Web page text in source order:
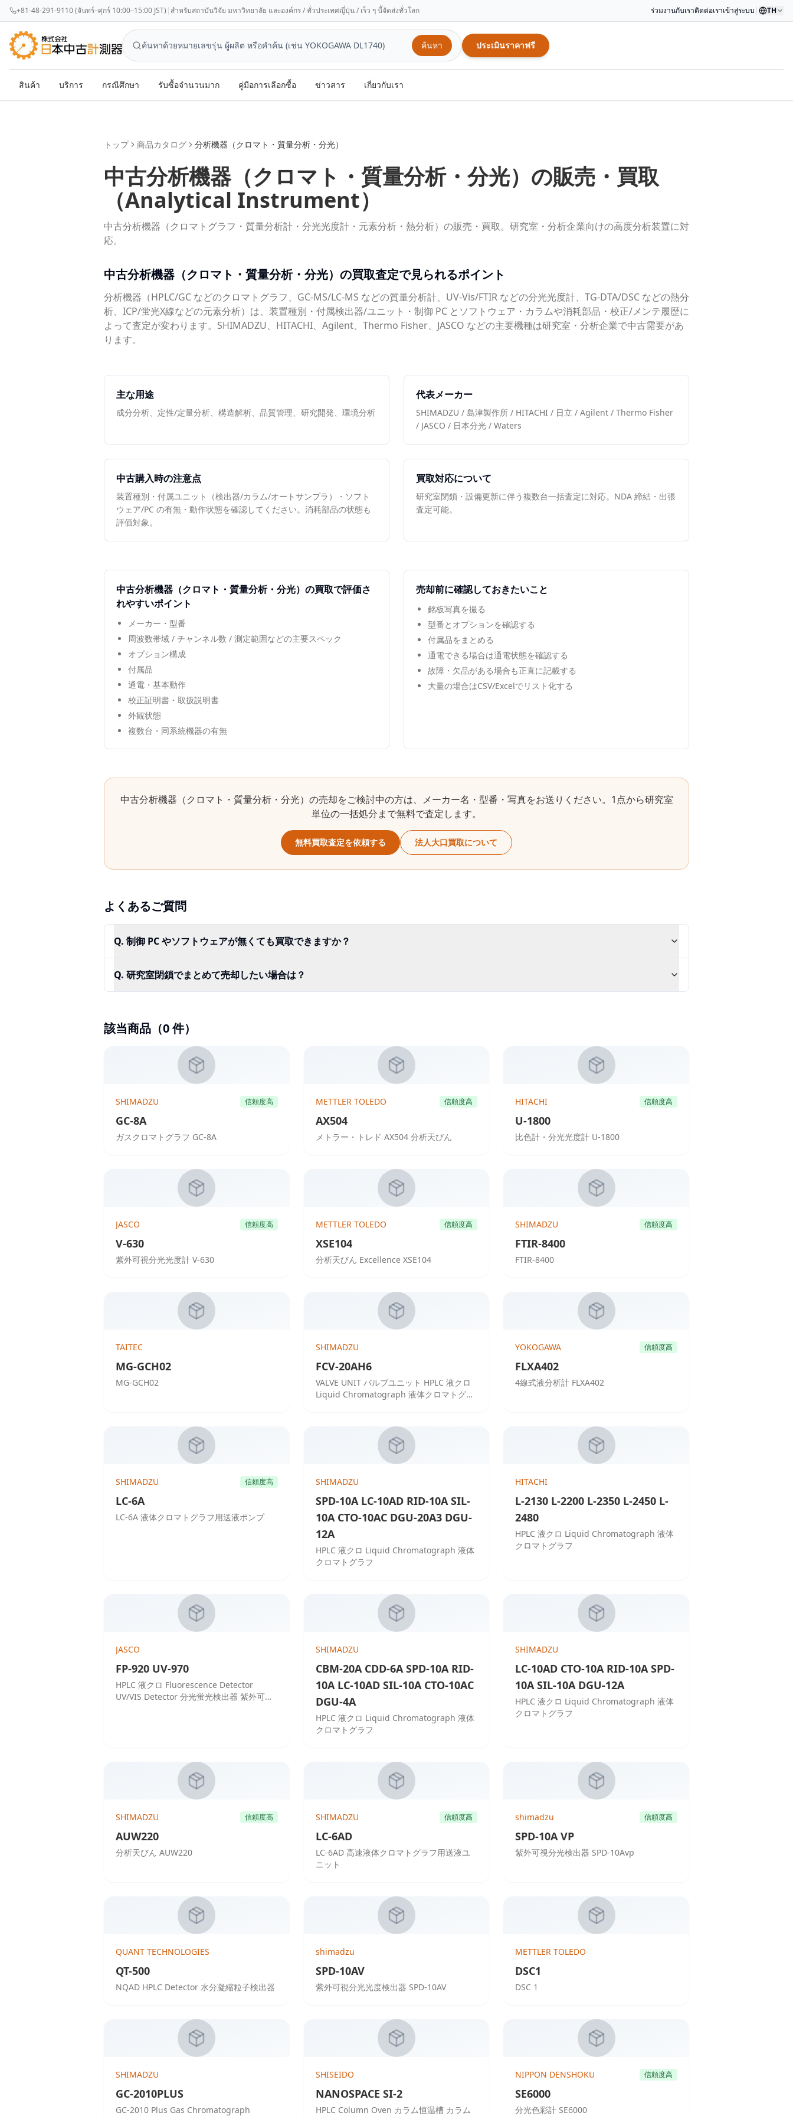
+81-48-291-9110 (จันทร์–ศุกร์ 10:00–15:00 JST) | สำหรับสถาบันวิจัย มหาวิทยาลัย และองค์กร / ทั่วประเทศญี่ปุ่น / เร็ว ๆ นี้จัดส่งทั่วโลก ร่วมงานกับเราติดต่อเราเข้าสู่ระบบ | TH
ค้นหา ประเมินราคาฟรี
สินค้า บริการ กรณีศึกษา รับซื้อจำนวนมาก คู่มือการเลือกซื้อ ข่าวสาร เกี่ยวกับเรา
トップ 商品カタログ 分析機器（クロマト・質量分析・分光）
中古分析機器（クロマト・質量分析・分光） の販売・買取
（Analytical Instrument）
中古分析機器（クロマトグラフ・質量分析計・分光光度計・元素分析・熱分析）の販売・買取。研究室・分析企業向けの高度分析装置に対
応。
中古分析機器（クロマト・質量分析・分光） の買取査定で見られるポイント
分析機器（HPLC/GC などのクロマトグラフ、GC-MS/LC-MS などの質量分析計、UV-Vis/FTIR などの分光光度計、TG-DTA/DSC などの熱分
析、ICP/蛍光X線などの元素分析）は、装置種別・付属検出器/ユニット・制御 PC とソフトウェア・カラムや消耗部品・校正/メンテ履歴に
よって査定が変わります。SHIMADZU、HITACHI、Agilent、Thermo Fisher、JASCO などの主要機種は研究室・分析企業で中古需要があ
ります。
主な用途
成分分析、定性/定量分析、構造解析、品質管理、研究開発、環境分析
代表メーカー
SHIMADZU / 島津製作所 / HITACHI / 日立 / Agilent / Thermo Fisher
/ JASCO / 日本分光 / Waters
中古購入時の注意点
装置種別・付属ユニット（検出器/カラム/オートサンプラ）・ソフト
ウェア/PC の有無・動作状態を確認してください。消耗部品の状態も
評価対象。
買取対応について
研究室閉鎖・設備更新に伴う複数台一括査定に対応。NDA 締結・出張
査定可能。
中古分析機器（クロマト・質量分析・分光） の買取で評価さ
れやすいポイント
メーカー・型番
周波数帯域 / チャンネル数 / 測定範囲などの主要スペック
オプション構成
付属品
通電・基本動作
校正証明書・取扱説明書
外観状態
複数台・同系統機器の有無
売却前に確認しておきたいこと
銘板写真を撮る
型番とオプションを確認する
付属品をまとめる
通電できる場合は通電状態を確認する
故障・欠品がある場合も正直に記載する
大量の場合はCSV/Excelでリスト化する
中古分析機器（クロマト・質量分析・分光） の売却をご検討中の方は、メーカー名・型番・写真をお送りください。1点から研究室
単位の一括処分まで無料で査定します。
無料買取査定を依頼する 法人大口買取について
よくあるご質問
Q. 制御 PC やソフトウェアが無くても買取できますか？
Q. 研究室閉鎖でまとめて売却したい場合は？
該当商品（0件）
SHIMADZU 信頼度高
GC-8A
ガスクロマトグラフ GC-8A
METTLER TOLEDO 信頼度高
AX504
メトラー・トレド AX504 分析天びん
HITACHI 信頼度高
U-1800
比色計・分光光度計 U-1800
JASCO 信頼度高
V-630
紫外可視分光光度計 V-630
METTLER TOLEDO 信頼度高
XSE104
分析天びん Excellence XSE104
SHIMADZU 信頼度高
FTIR-8400
FTIR-8400
TAITEC
MG-GCH02
MG-GCH02
SHIMADZU
FCV-20AH6
VALVE UNIT バルブユニット HPLC 液クロ
Liquid Chromatograph 液体クロマトグラ
YOKOGAWA 信頼度高
FLXA402
4線式液分析計 FLXA402
SHIMADZU 信頼度高
LC-6A
LC-6A 液体クロマトグラフ用送液ポンプ
SHIMADZU
SPD-10A LC-10AD RID-10A SIL-
10A CTO-10AC DGU-20A3 DGU-
12A
HPLC 液クロ Liquid Chromatograph 液体
クロマトグラフ
HITACHI
L-2130 L-2200 L-2350 L-2450 L-
2480
HPLC 液クロ Liquid Chromatograph 液体
クロマトグラフ
JASCO
FP-920 UV-970
HPLC 液クロ Fluorescence Detector
UV/VIS Detector 分光蛍光検出器 紫外可視
SHIMADZU
CBM-20A CDD-6A SPD-10A RID-
10A LC-10AD SIL-10A CTO-10AC
DGU-4A
HPLC 液クロ Liquid Chromatograph 液体
クロマトグラフ
SHIMADZU
LC-10AD CTO-10A RID-10A SPD-
10A SIL-10A DGU-12A
HPLC 液クロ Liquid Chromatograph 液体
クロマトグラフ
SHIMADZU 信頼度高
AUW220
分析天びん AUW220
SHIMADZU 信頼度高
LC-6AD
LC-6AD 高速液体クロマトグラフ用送液ユ
ニット
shimadzu 信頼度高
SPD-10A VP
紫外可視分光検出器 SPD-10Avp
QUANT TECHNOLOGIES
QT-500
NQAD HPLC Detector 水分凝縮粒子検出器
shimadzu
SPD-10AV
紫外可視分光光度検出器 SPD-10AV
METTLER TOLEDO
DSC1
DSC 1
SHIMADZU
GC-2010PLUS
GC-2010 Plus Gas Chromatograph
SHISEIDO
NANOSPACE SI-2
HPLC Column Oven カラム恒温槽 カラム
NIPPON DENSHOKU 信頼度高
SE6000
分光色彩計 SE6000